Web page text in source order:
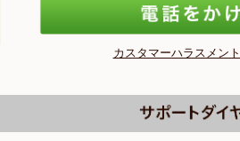
カスタマーハラスメン